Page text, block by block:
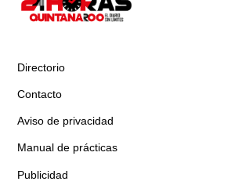
Directorio
Contacto
Aviso de privacidad
Manual de prácticas
Publicidad